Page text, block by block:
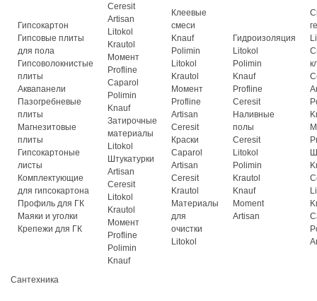
Гипсокартон
Гипсовые плиты
для пола
Гипсоволокнистые
плиты
Аквапанели
Пазогребневые
плиты
Магнезитовые
плиты
Гипсокартоные
листы
Комплектующие
для гипсокартона
Профиль для ГК
Маяки и уголки
Крепежи для ГК
Ceresit
Artisan
Litokol
Krautol
Момент
Profline
Caparol
Polimin
Knauf
Затирочные
материалы
Litokol
Штукатурки
Artisan
Ceresit
Litokol
Krautol
Момент
Profline
Polimin
Knauf
Клеевые
смеси
Knauf
Polimin
Litokol
Krautol
Момент
Profline
Artisan
Ceresit
Краски
Caparol
Artisan
Ceresit
Krautol
Материалы
для
очистки
Litokol
Гидроизоляция
Litokol
Polimin
Knauf
Profline
Ceresit
Наливные
полы
Ceresit
Litokol
Polimin
Krautol
Knauf
Moment
Artisan
Сантехника